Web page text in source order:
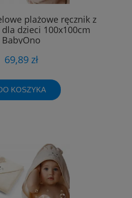
plażowe ręcznik z
dzieci 100x100cm
BabyOno
69,89 zł
KOSZYKA